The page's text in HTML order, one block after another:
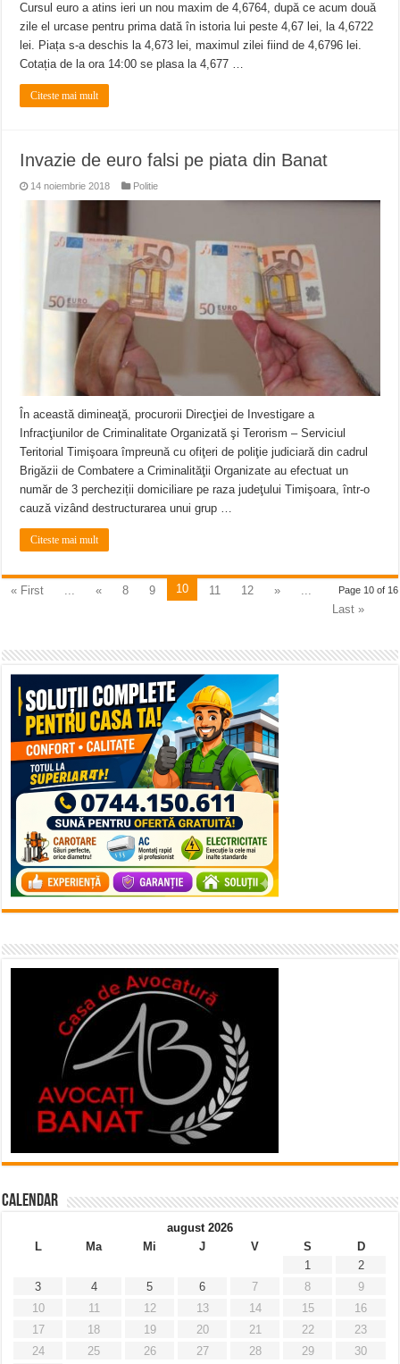
Cursul euro a atins ieri un nou maxim de 4,6764, după ce acum două
zile el urcase pentru prima dată în istoria lui peste 4,67 lei, la 4,6722
lei. Piața s-a deschis la 4,673 lei, maximul zilei fiind de 4,6796 lei.
Cotația de la ora 14:00 se plasa la 4,677 …
Citeste mai mult
Invazie de euro falsi pe piata din Banat
14 noiembrie 2018 Politie
În această dimineaţă, procurorii Direcţiei de Investigare a
Infracţiunilor de Criminalitate Organizată şi Terorism – Serviciul
Teritorial Timişoara împreună cu ofiţeri de poliţie judiciară din cadrul
Brigăzii de Combatere a Criminalităţii Organizate au efectuat un
număr de 3 percheziții domiciliare pe raza judeţului Timişoara, într-o
cauză vizând destructurarea unui grup …
Citeste mai mult
Page 10 of 16
« First « 8 9 10 11 12 »
Last »
Calendar
august 2026
L
Ma Mi J V S
D
1
2
3
4 5 6 7 8
9
10
11 12 13 14 15
16
17
18 19 20 21 22
23
24
25 26 27 28 29
30